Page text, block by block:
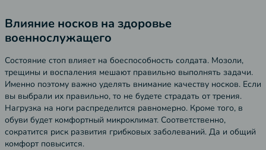
Влияние носков на здоровье
военнослужащего
Состояние стоп влияет на боеспособность солдата. Мозоли,
трещины и воспаления мешают правильно выполнять задачи.
Именно поэтому важно уделять внимание качеству носков. Если
вы выбрали их правильно, то не будете страдать от трения.
Нагрузка на ноги распределится равномерно. Кроме того, в
обуви будет комфортный микроклимат. Соответственно,
сократится риск развития грибковых заболеваний. Да и общий
комфорт повысится.